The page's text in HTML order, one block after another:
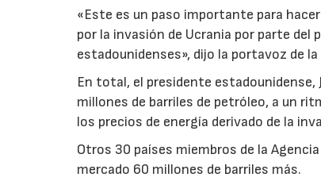
«Este es un paso importante para
por la invasión de Ucrania por parte
estadounidenses», dijo la portavoz de
En total, el presidente estadounidense,
millones de barriles de petróleo, a un
los precios de energía derivado de la
Otros 30 países miembros de la
mercado 60 millones de barriles más.